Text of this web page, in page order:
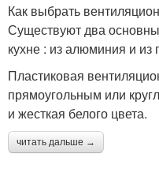
Как выбрать
Существуют два
кухне : из алюминия и из
Пластиковая
прямоугольным или
и жесткая белого цвета.
читать дальше →